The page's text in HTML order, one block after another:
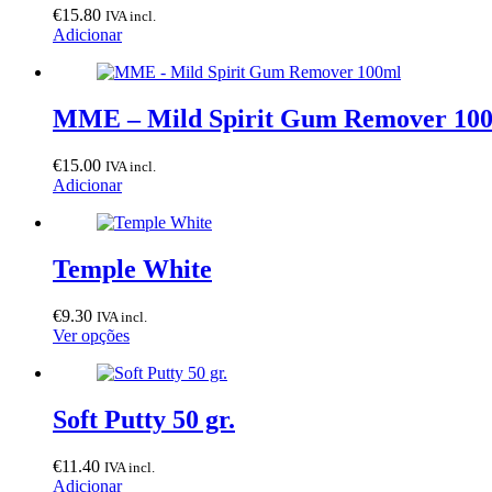
€15.80 IVA incl.
Adicionar
MME – Mild Spirit Gum Remover
€15.00 IVA incl.
Adicionar
Temple White
€9.30 IVA incl.
Ver opçõesThis
has
variants.
The
may
Soft Putty 50 gr.
€11.40 IVA incl.
Adicionar